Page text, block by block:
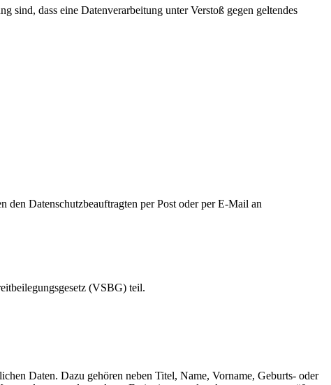
sind, dass eine Datenverarbeitung unter Verstoß gegen geltendes
Datenschutzbeauftragten per Post oder per E-Mail an
(VSBG) teil.
Daten. Dazu gehören neben Titel, Name, Vorname, Geburts- oder